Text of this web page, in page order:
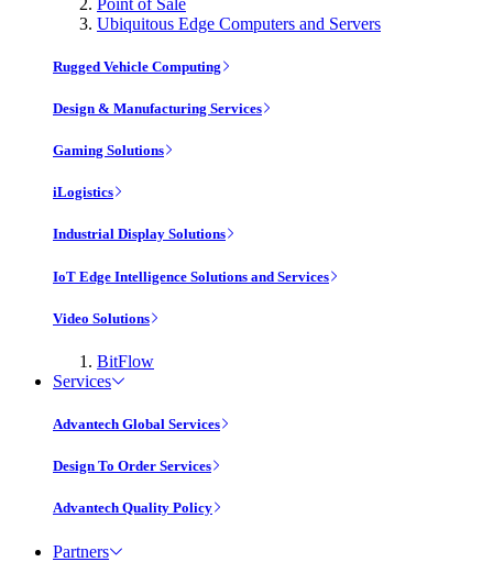
Ubiquitous Edge Computers and Servers
Rugged Vehicle Computing
Design & Manufacturing Services
Gaming Solutions
iLogistics
Industrial Display Solutions
IoT Edge Intelligence Solutions and Services
Video Solutions
BitFlow
Services
Advantech Global Services
Design To Order Services
Advantech Quality Policy
Partners